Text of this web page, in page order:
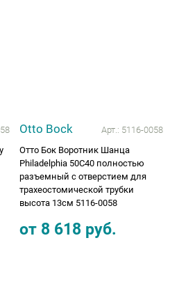
Otto Bock Арт.: 5116-0058
Отто Бок Воротник Шанца
Philadelphia 50С40 полностью
разъемный с отверстием для
трахеостомической трубки
высота 13см 5116-0058
от 8 618 руб.
Оборудование
для